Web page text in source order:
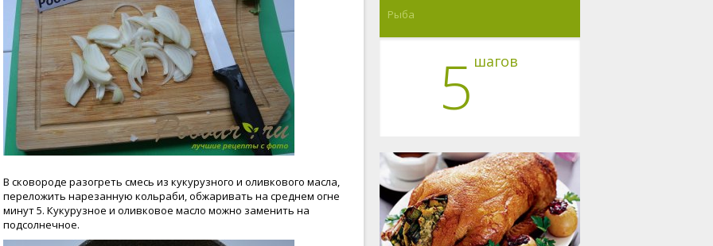
В сковороде разогреть смесь из кукурузного и оливкового масла,
переложить нарезанную кольраби, обжаривать на среднем огне
минут 5. Кукурузное и оливковое масло можно заменить на
подсолнечное.
Рыба
5 шагов